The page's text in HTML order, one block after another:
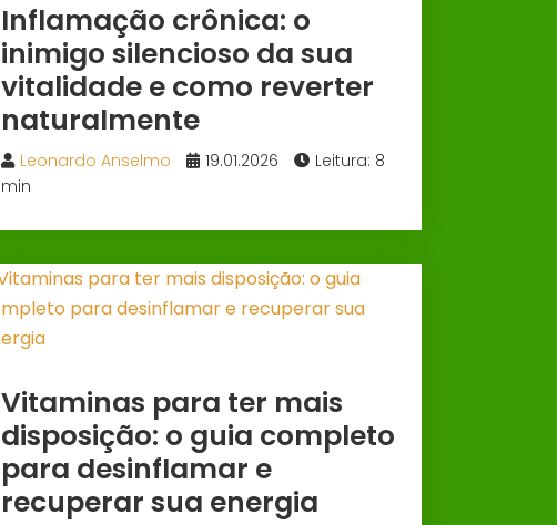
Inflamação crônica: o
inimigo silencioso da sua
vitalidade e como reverter
naturalmente
Leonardo Anselmo 19.01.2026
Leitura: 8
min
Vitaminas para ter mais
disposição: o guia completo
para desinflamar e
recuperar sua energia